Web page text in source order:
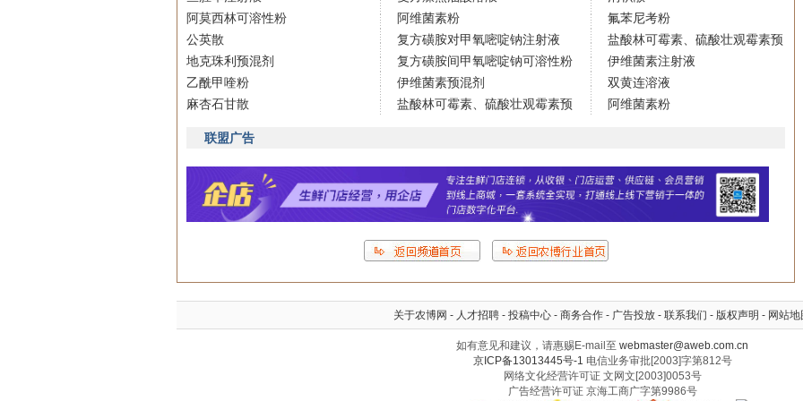
阿莫西林可溶性粉
公英散
地克珠利预混剂
乙酰甲喹粉
麻杏石甘散
阿维菌素粉
复方磺胺对甲氧嘧啶钠注射液
复方磺胺间甲氧嘧啶钠可溶性粉
伊维菌素预混剂
盐酸林可霉素、硫酸壮观霉素预
氟苯尼考粉
盐酸林可霉素、硫酸壮观霉素预
伊维菌素注射液
双黄连溶液
阿维菌素粉
联盟广告
关于农博网 - 人才招聘 - 投稿中心 - 商务合作 - 广告投放 - 联系我们 - 版权声明 - 网站地
如有意见和建议，请惠赐E-mail至 webmaster@aweb.com.cn
京ICP备13013445号-1 电信业务审批[2003]字第812号
网络文化经营许可证 文网文[2003]0053号
广告经营许可证 京海工商广字第9986号